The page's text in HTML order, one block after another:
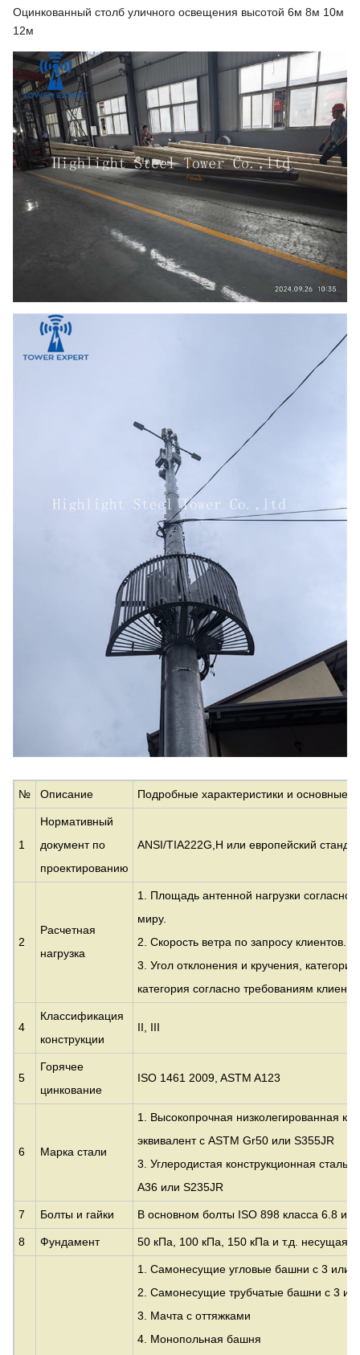
Оцинкованный столб уличного освещения высотой 6м 8м 10м
12м
№ Описание Подробные характеристики и основные
1
Нормативный
документ по
проектированию
ANSI/TIA222G,H или европейский
2
Расчетная
нагрузка
1. Площадь антенной нагрузки согласно
миру.
2. Скорость ветра по запросу клиентов.
3. Угол отклонения и кручения,
категория согласно требованиям
4
Классификация
конструкции
II, III
5
Горячее
цинкование
ISO 1461 2009, ASTM A123
6 Марка стали
1. Высокопрочная низколегированная
эквивалент с ASTM Gr50 или S355JR
3. Углеродистая конструкционная сталь:
A36 или S235JR
7 Болты и гайки В основном болты ISO 898 класса 6.8 и
8 Фундамент 50 кПа, 100 кПа, 150 кПа и т.д. несущая
1. Самонесущие угловые башни с 3 или
2. Самонесущие трубчатые башни с 3
3. Мачта с оттяжками
4. Монопольная башня